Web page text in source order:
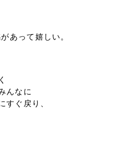
あって嬉しい。
んなに
すぐ戻り、